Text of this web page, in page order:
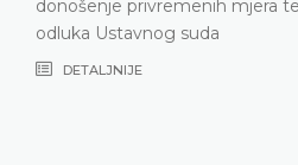
donošenje privremenih mjera
odluka Ustavnog suda
DETALJNIJE